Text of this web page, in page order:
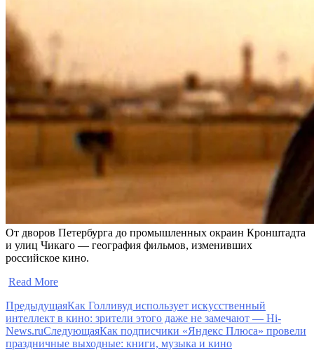
От дворов Петербурга до промышленных окраин Кронштадта
и улиц Чикаго — география фильмов, изменивших
российское кино.
Read More
ПредыдущаяКак Голливуд использует искусственный
интеллект в кино: зрители этого даже не замечают — Hi-
News.ruСледующаяКак подписчики «Яндекс Плюса» провели
праздничные выходные: книги, музыка и кино